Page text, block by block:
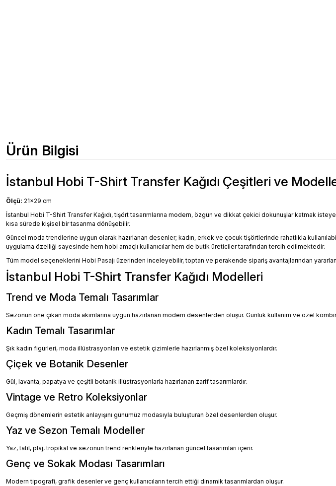
Ürün Bilgisi
İstanbul Hobi T-Shirt Transfer Kağıdı Çeşitleri ve
Ölçü: 21x29 cm
İstanbul Hobi T-Shirt Transfer Kağıdı, tişört tasarımlarına modern, özgün ve dikkat çekici dokunuşlar katmak
kısa sürede kişisel bir tasarıma dönüşebilir.
Güncel moda trendlerine uygun olarak hazırlanan desenler; kadın, erkek ve çocuk tişörtlerinde rahatlıkla
uygulama özelliği sayesinde hem hobi amaçlı kullanıcılar hem de butik üreticiler tarafından tercih edilmektedir.
Tüm model seçeneklerini Hobi Pasajı üzerinden inceleyebilir, toptan ve perakende sipariş avantajlarından
İstanbul Hobi T-Shirt Transfer Kağıdı Modelleri
Trend ve Moda Temalı Tasarımlar
Sezonun öne çıkan moda akımlarına uygun hazırlanan modern desenlerden oluşur. Günlük kullanım ve özel
Kadın Temalı Tasarımlar
Şık kadın figürleri, moda illüstrasyonları ve estetik çizimlerle hazırlanmış özel koleksiyonlardır.
Çiçek ve Botanik Desenler
Gül, lavanta, papatya ve çeşitli botanik illüstrasyonlarla hazırlanan zarif tasarımlardır.
Vintage ve Retro Koleksiyonlar
Geçmiş dönemlerin estetik anlayışını günümüz modasıyla buluşturan özel desenlerden oluşur.
Yaz ve Sezon Temalı Modeller
Yaz, tatil, plaj, tropikal ve sezonun trend renkleriyle hazırlanan güncel tasarımları içerir.
Genç ve Sokak Modası Tasarımları
Modern tipografi, grafik desenler ve genç kullanıcıların tercih ettiği dinamik tasarımlardan oluşur.